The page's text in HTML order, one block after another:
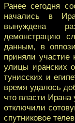
Ранее сегодня
начались в
вынуждена
демонстрацию
данным, в
приняли участие
улицы иранских
тунисских и
время удалось
что власти Ирана
отключили
спутниковое